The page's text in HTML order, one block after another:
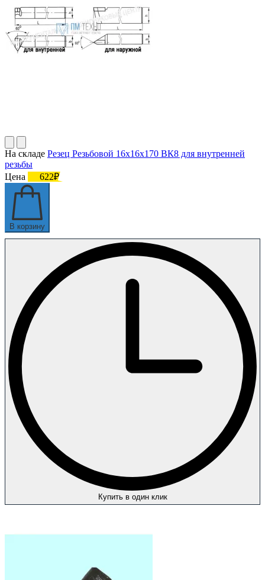
На складе Резец Резьбовой 16х16х170 ВК8 для внутренней
резьбы
Цена
622₽
В корзину
Купить в один клик